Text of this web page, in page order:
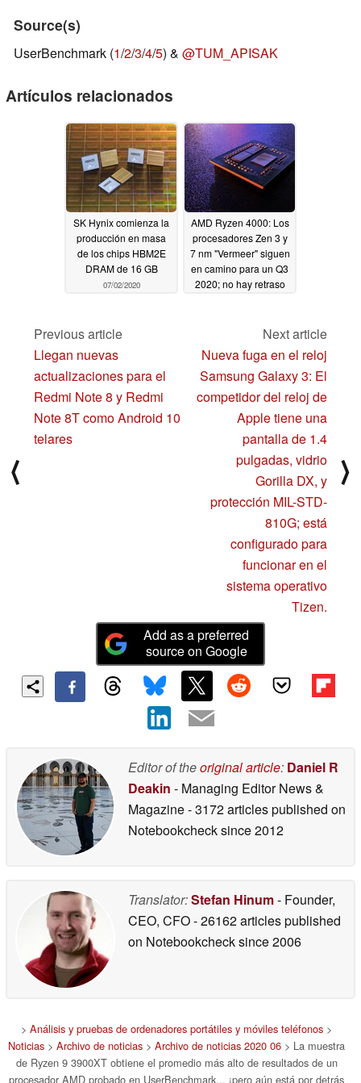
Source(s)
UserBenchmark (1/2/3/4/5) & @TUM_APISAK
Artículos relacionados
SK Hynix comienza la
producción en masa
de los chips HBM2E
DRAM de 16 GB
07/02/2020
AMD Ryzen 4000: Los
procesadores Zen 3 y
7 nm "Vermeer" siguen
en camino para un Q3
2020; no hay retraso
portavoz de AMD
⟨
Previous article
Llegan nuevas
actualizaciones para el
Redmi Note 8 y Redmi
Note 8T como Android 10
telares
Next article
Nueva fuga en el reloj
Samsung Galaxy 3: El
competidor del reloj de
Apple tiene una
pantalla de 1.4
pulgadas, vidrio
Gorilla DX, y
protección MIL-STD-
810G; está
configurado para
funcionar en el
sistema operativo
Tizen.
⟩
Add as a preferred
source on Google
Editor of theoriginal article: Daniel R
Deakin - Managing Editor News &
Magazine- 3172 articles published on
Notebookchecksince 2012
Translator:Stefan Hinum- Founder,
CEO, CFO- 26162 articles published
on Notebookchecksince 2006
> Análisis y pruebas de ordenadores portátiles y móviles teléfonos >
Noticias > Archivo de noticias > Archivo de noticias 2020 06 > La muestra
de Ryzen 9 3900XT obtiene el promedio más alto de resultados de un
procesador AMD probado en UserBenchmark... ¡pero aún está por detrás